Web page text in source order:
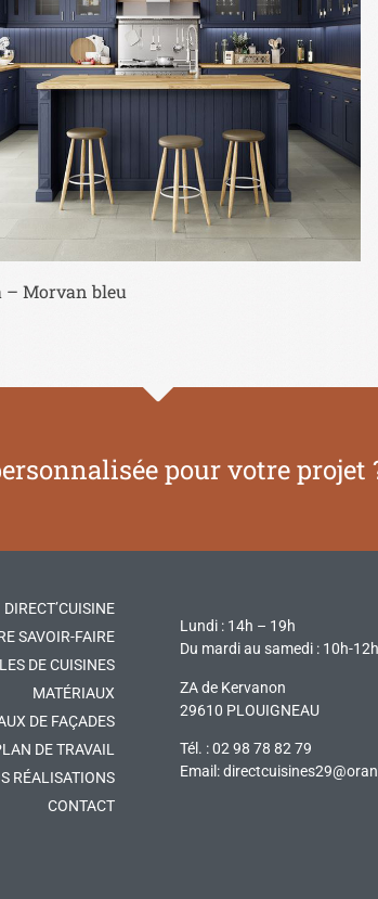
– Morvan bleu
pour votre projet
DIRECT’CUISINE
SAVOIR-FAIRE
DE CUISINES
MATÉRIAUX
DE FAÇADES
DE TRAVAIL
RÉALISATIONS
CONTACT
Lundi : 14h – 19h
Du mardi au samedi : 10h-
ZA de Kervanon
29610 PLOUIGNEAU
Tél. : 02 98 78 82 79
Email: